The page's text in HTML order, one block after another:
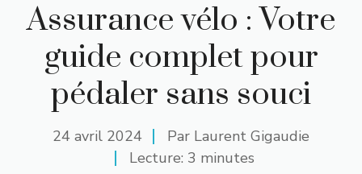
Assurance vélo : Votre
guide complet pour
pédaler sans souci
24 avril 2024 Par Laurent Gigaudie
Lecture: 3 minutes